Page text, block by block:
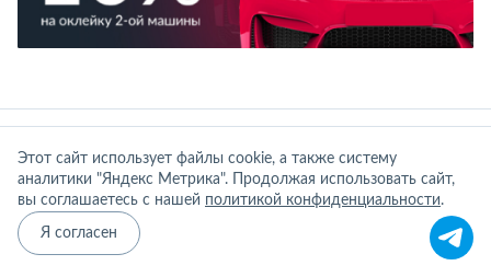
Компания
О компании
Работы и цены
Этот сайт использует файлы cookie, а также систему
аналитики "Яндекс Метрика". Продолжая использовать сайт,
вы соглашаетесь с нашей политикой конфиденциальности.
Я согласен